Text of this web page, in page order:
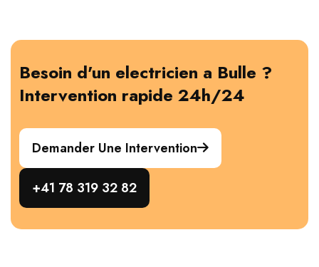
Besoin d'un electricien a Bulle ?
Intervention rapide 24h/24
Demander Une Intervention
+41 78 319 32 82